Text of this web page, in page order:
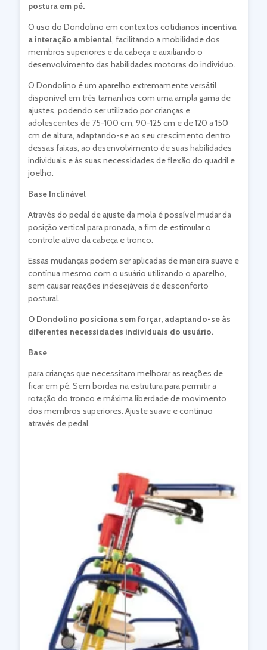
postura em pé.
O uso do Dondolino em contextos cotidianos incentiva
a interação ambiental, facilitando a mobilidade dos
membros superiores e da cabeça e auxiliando o
desenvolvimento das habilidades motoras do indivíduo.
O Dondolino é um aparelho extremamente versátil
disponível em três tamanhos com uma ampla gama de
ajustes, podendo ser utilizado por crianças e
adolescentes de 75-100 cm, 90-125 cm e de 120 a 150
cm de altura, adaptando-se ao seu crescimento dentro
dessas faixas, ao desenvolvimento de suas habilidades
individuais e às suas necessidades de flexão do quadril e
joelho.
Base Inclinável
Através do pedal de ajuste da mola é possível mudar da
posição vertical para pronada, a fim de estimular o
controle ativo da cabeça e tronco.
Essas mudanças podem ser aplicadas de maneira suave e
contínua mesmo com o usuário utilizando o aparelho,
sem causar reações indesejáveis de desconforto
postural.
O Dondolino posiciona sem forçar, adaptando-se às
diferentes necessidades individuais do usuário.
Base
para crianças que necessitam melhorar as reações de
ficar em pé. Sem bordas na estrutura para permitir a
rotação do tronco e máxima liberdade de movimento
dos membros superiores. Ajuste suave e contínuo
através de pedal.